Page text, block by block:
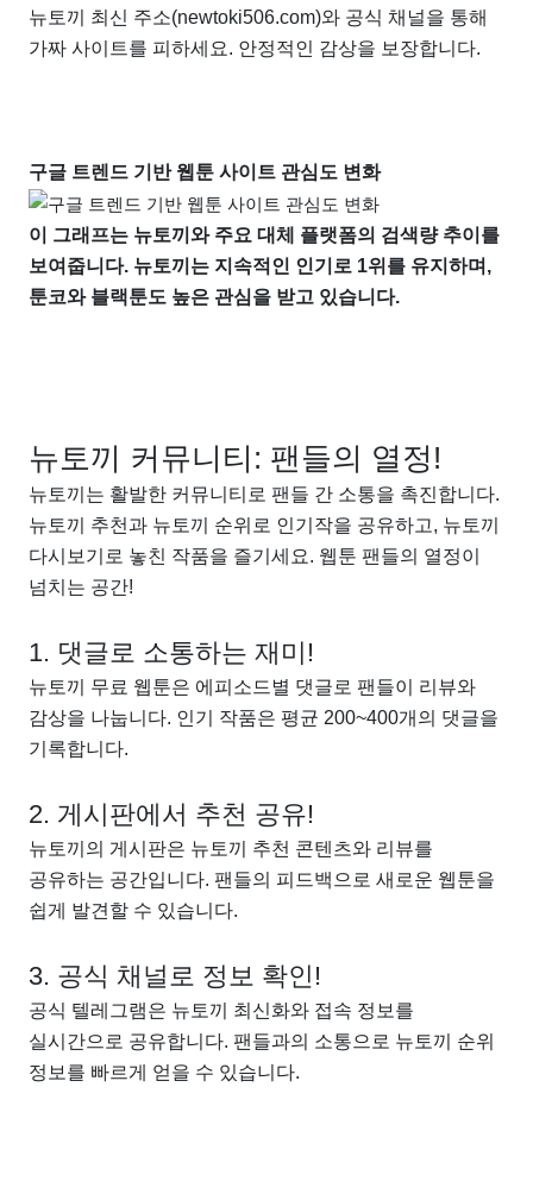
뉴토끼 최신 주소(newtoki506.com)와 공식 채널을 통해
가짜 사이트를 피하세요. 안정적인 감상을 보장합니다.
구글 트렌드 기반 웹툰 사이트 관심도 변화
이 그래프는 뉴토끼와 주요 대체 플랫폼의 검색량 추이를
보여줍니다. 뉴토끼는 지속적인 인기로 1위를 유지하며,
툰코와 블랙툰도 높은 관심을 받고 있습니다.
뉴토끼 커뮤니티: 팬들의 열정!
뉴토끼는 활발한 커뮤니티로 팬들 간 소통을 촉진합니다.
뉴토끼 추천과 뉴토끼 순위로 인기작을 공유하고, 뉴토끼
다시보기로 놓친 작품을 즐기세요. 웹툰 팬들의 열정이
넘치는 공간!
1. 댓글로 소통하는 재미!
뉴토끼 무료 웹툰은 에피소드별 댓글로 팬들이 리뷰와
감상을 나눕니다. 인기 작품은 평균 200~400개의 댓글을
기록합니다.
2. 게시판에서 추천 공유!
뉴토끼의 게시판은 뉴토끼 추천 콘텐츠와 리뷰를
공유하는 공간입니다. 팬들의 피드백으로 새로운 웹툰을
쉽게 발견할 수 있습니다.
3. 공식 채널로 정보 확인!
공식 텔레그램은 뉴토끼 최신화와 접속 정보를
실시간으로 공유합니다. 팬들과의 소통으로 뉴토끼 순위
정보를 빠르게 얻을 수 있습니다.